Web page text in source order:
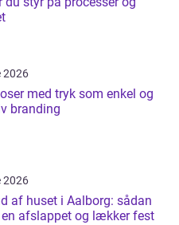
2026
med tryk som enkel og
branding
2026
af huset i Aalborg: sådan
afslappet og lækker fest